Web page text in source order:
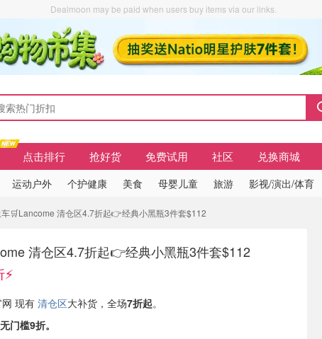
Dealmoon may be paid when users buy items via our links.
点击排行 抢好货 免费试用 社区 兑换商城
运动户外 个护健康 美食 母婴儿童 旅游 影视/演出/体育
车🛒Lancome 清仓区4.7折起👉经典小黑瓶3件套$112
清仓区4.7折起👉经典小黑瓶3件套$112
现有 清仓区大补货，全场7折起。
门槛9折。